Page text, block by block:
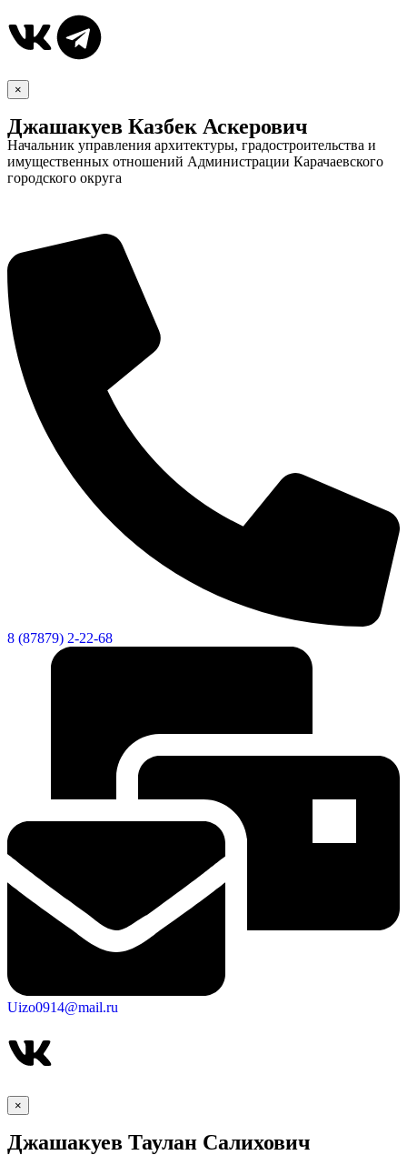
×
Джашакуев Казбек Аскерович
Начальник управления архитектуры, градостроительства и
имущественных отношений Администрации Карачаевского
городского округа
8 (87879) 2-22-68
Uizo0914@mail.ru
×
Джашакуев Таулан Салихович